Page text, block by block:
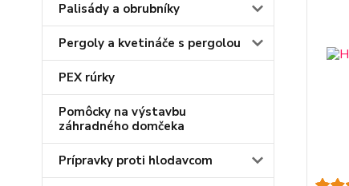
Palisády a obrubníky
Pergoly a kvetináče s pergolou
PEX rúrky
Pomôcky na výstavbu
záhradného domčeka
Prípravky proti hlodavcom